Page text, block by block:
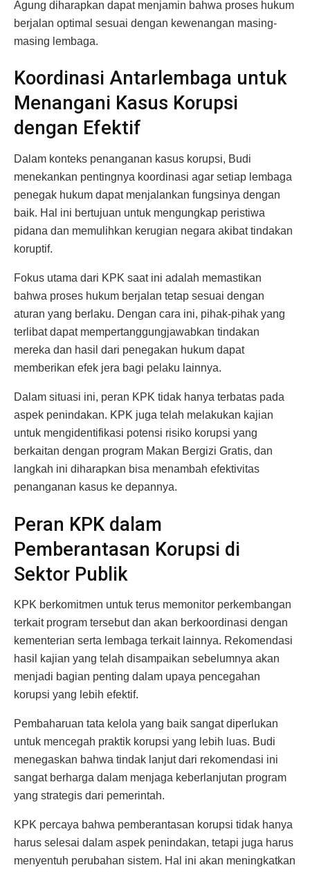
Agung diharapkan dapat menjamin bahwa proses hukum
berjalan optimal sesuai dengan kewenangan masing-
masing lembaga.
Koordinasi Antarlembaga untuk
Menangani Kasus Korupsi
dengan Efektif
Dalam konteks penanganan kasus korupsi, Budi
menekankan pentingnya koordinasi agar setiap lembaga
penegak hukum dapat menjalankan fungsinya dengan
baik. Hal ini bertujuan untuk mengungkap peristiwa
pidana dan memulihkan kerugian negara akibat tindakan
koruptif.
Fokus utama dari KPK saat ini adalah memastikan
bahwa proses hukum berjalan tetap sesuai dengan
aturan yang berlaku. Dengan cara ini, pihak-pihak yang
terlibat dapat mempertanggungjawabkan tindakan
mereka dan hasil dari penegakan hukum dapat
memberikan efek jera bagi pelaku lainnya.
Dalam situasi ini, peran KPK tidak hanya terbatas pada
aspek penindakan. KPK juga telah melakukan kajian
untuk mengidentifikasi potensi risiko korupsi yang
berkaitan dengan program Makan Bergizi Gratis, dan
langkah ini diharapkan bisa menambah efektivitas
penanganan kasus ke depannya.
Peran KPK dalam
Pemberantasan Korupsi di
Sektor Publik
KPK berkomitmen untuk terus memonitor perkembangan
terkait program tersebut dan akan berkoordinasi dengan
kementerian serta lembaga terkait lainnya. Rekomendasi
hasil kajian yang telah disampaikan sebelumnya akan
menjadi bagian penting dalam upaya pencegahan
korupsi yang lebih efektif.
Pembaharuan tata kelola yang baik sangat diperlukan
untuk mencegah praktik korupsi yang lebih luas. Budi
menegaskan bahwa tindak lanjut dari rekomendasi ini
sangat berharga dalam menjaga keberlanjutan program
yang strategis dari pemerintah.
KPK percaya bahwa pemberantasan korupsi tidak hanya
harus selesai dalam aspek penindakan, tetapi juga harus
menyentuh perubahan sistem. Hal ini akan meningkatkan